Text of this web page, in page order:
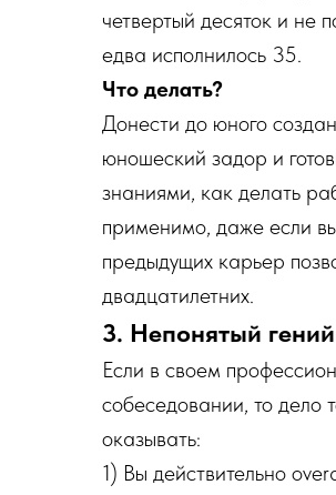
четвертый десяток и не
едва исполнилось 35.
Что делать?
Донести до юного
юношеский задор и
знаниями, как делать
применимо, даже если
предыдущих карьер
двадцатилетних.
3. Непонятый гений
Если в своем
собеседовании, то дело
оказывать:
1) Вы действительно